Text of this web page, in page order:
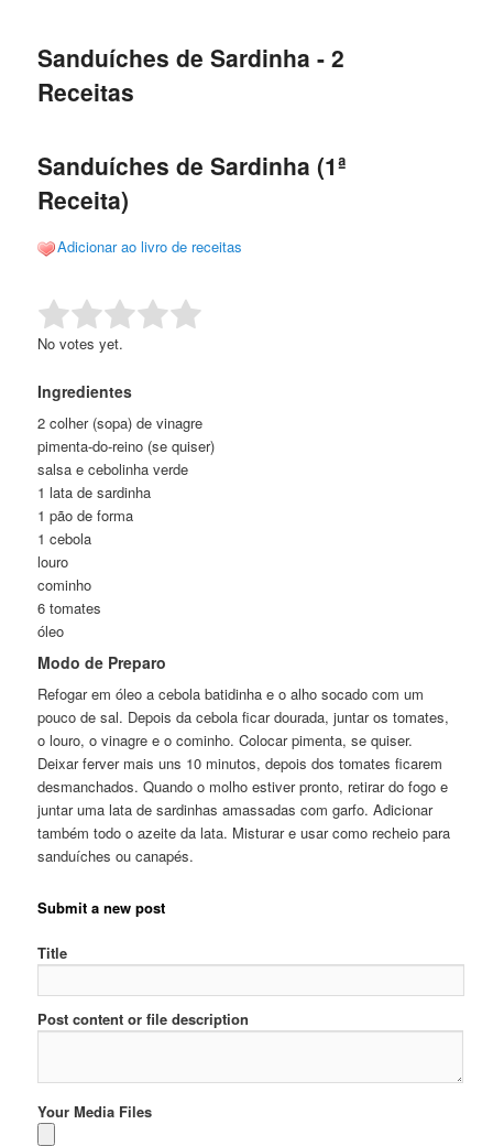
conteúdo
conteúdo
Sanduíches de Sardinha - 2
Receitas
Sanduíches de Sardinha (1ª
Receita)
Adicionar ao livro de receitas
Rate this item: Submit Rating
No votes yet.
Ingredientes
2 colher (sopa) de vinagre
pimenta-do-reino (se quiser)
salsa e cebolinha verde
1 lata de sardinha
1 pão de forma
1 cebola
louro
cominho
6 tomates
óleo
Modo de Preparo
Refogar em óleo a cebola batidinha e o alho socado com um
pouco de sal. Depois da cebola ficar dourada, juntar os tomates,
o louro, o vinagre e o cominho. Colocar pimenta, se quiser.
Deixar ferver mais uns 10 minutos, depois dos tomates ficarem
desmanchados. Quando o molho estiver pronto, retirar do fogo e
juntar uma lata de sardinhas amassadas com garfo. Adicionar
também todo o azeite da lata. Misturar e usar como recheio para
sanduíches ou canapés.
Submit a new post
Title
Post content or file description
Your Media Files